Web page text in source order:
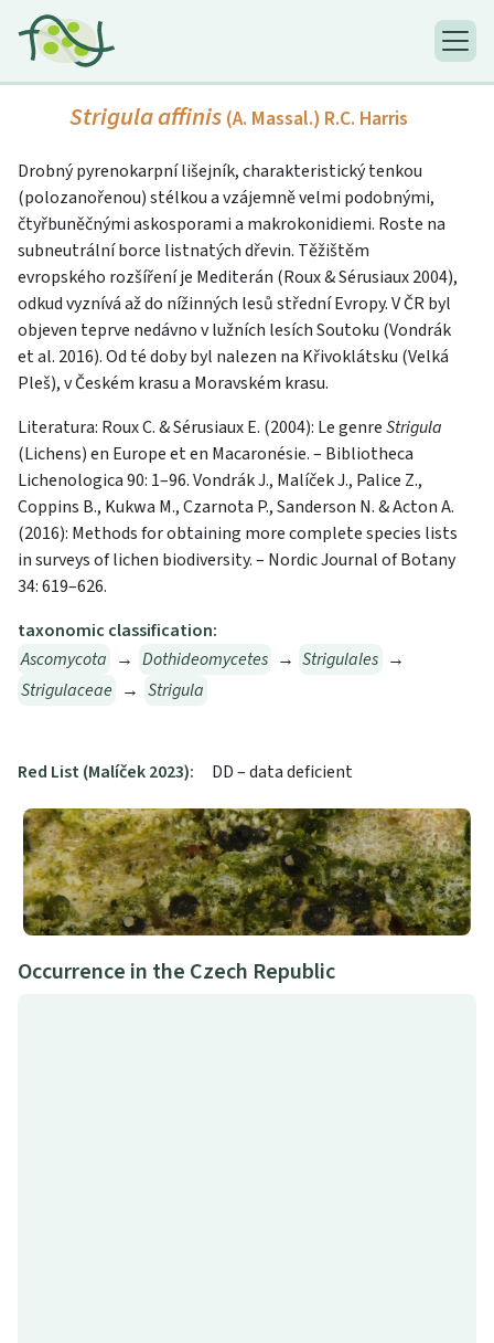
Strigula affinis (A. Massal.) R.C. Harris
Drobný pyrenokarpní lišejník, charakteristický tenkou
(polozanořenou) stélkou a vzájemně velmi podobnými,
čtyřbuněčnými askosporami a makrokonidiemi. Roste na
subneutrální borce listnatých dřevin. Těžištěm
evropského rozšíření je Mediterán (Roux & Sérusiaux 2004),
odkud vyznívá až do nížinných lesů střední Evropy. V ČR byl
objeven teprve nedávno v lužních lesích Soutoku (Vondrák
et al. 2016). Od té doby byl nalezen na Křivoklátsku (Velká
Pleš), v Českém krasu a Moravském krasu.
Literatura: Roux C. & Sérusiaux E. (2004): Le genreStrigula
(Lichens) en Europe et en Macaronésie. – Bibliotheca
Lichenologica 90: 1–96. Vondrák J., Malíček J., Palice Z.,
Coppins B., Kukwa M., Czarnota P., Sanderson N. & Acton A.
(2016): Methods for obtaining more complete species lists
in surveys of lichen biodiversity. – Nordic Journal of Botany
34: 619–626.
taxonomic classification:
Ascomycota → Dothideomycetes → Strigulales →
Strigulaceae → Strigula
Red List (Malíček 2023): DD – data deficient
Occurrence in the Czech Republic